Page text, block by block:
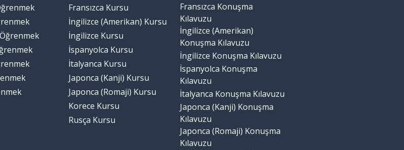
Fransızca Kursu
İngilizce (Amerikan) Kursu
İngilizce Kursu
İspanyolca Kursu
İtalyanca Kursu
Japonca (Kanji) Kursu
Japonca (Romaji) Kursu
Korece Kursu
Rusça Kursu
Fransızca Konuşma
Kılavuzu
İngilizce (Amerikan)
Konuşma Kılavuzu
İngilizce Konuşma Kılavuzu
İspanyolca Konuşma
Kılavuzu
İtalyanca Konuşma Kılavuzu
Japonca (Kanji) Konuşma
Kılavuzu
Japonca (Romaji) Konuşma
Kılavuzu